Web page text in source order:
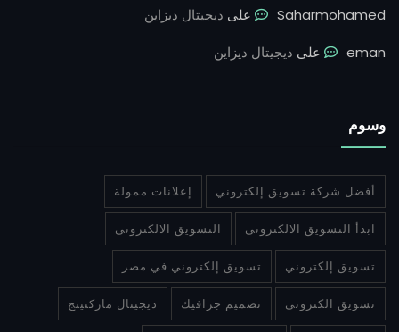
Saharmohamed
على ديجيتال ديزاين
eman
على ديجيتال ديزاين
وسوم
أفضل شركة تسويق إلكتروني إعلانات ممولة
ابدأ التسويق الالكترونى التسويق الالكترونى
تسويق إلكتروني تسويق إلكتروني في مصر
تسويق الكترونى تصميم جرافيك ديجيتال ماركتينج